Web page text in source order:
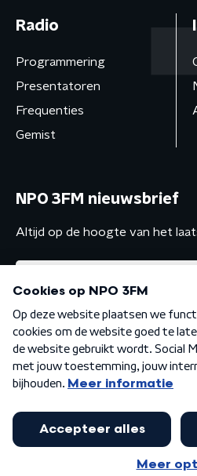
Radio
Programmering
Presentatoren
Frequenties
Gemist
NPO 3FM nieuwsbrief
Altijd op de hoogte van het
Algemene voorwaarden